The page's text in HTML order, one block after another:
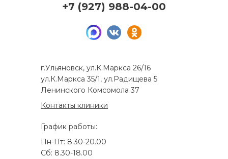
г.Ульяновск, ул.К.Маркса 26/16
ул.К.Маркса 35/1, ул.Радищева 5
Ленинского Комсомола 37
Контакты клиники
График работы:
Пн-Пт: 8.30-20.00
Сб: 8.30-18.00
+7 (927) 988-04-00